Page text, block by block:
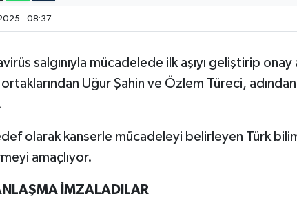
- 08:37
salgınıyla mücadelede ilk aşıyı geliştirip
ortaklarından Uğur Şahin ve Özlem Türeci,
olarak kanserle mücadeleyi belirleyen Türk bilim
amaçlıyor.
İMZALADILAR